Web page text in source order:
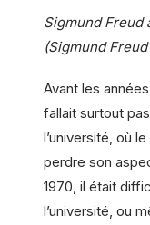
Sigmund Freud
(Sigmund
Avant les
fallait surtout
l’université, où
perdre son
1970, il était
l’université, ou